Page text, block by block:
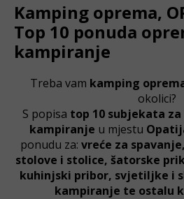
Kamping oprema,
Top 10 ponuda
kampiranje
Treba vam kamping
okolici?
S popisa top 10 subjekata
kampiranje u mjestu
ponudu za: vreće za
stolove i stolice, šatorske
kuhinjski pribor, svjetiljke i
kampiranje te ostalu